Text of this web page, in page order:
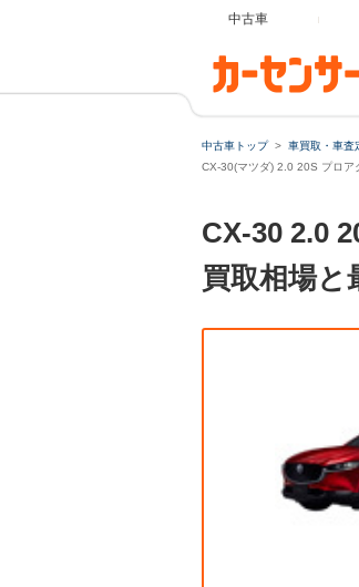
中古車
中古車トップ 車買取・車査
CX-30(マツダ) 2.0 20S プロア
CX-30 2.0
買取相場と